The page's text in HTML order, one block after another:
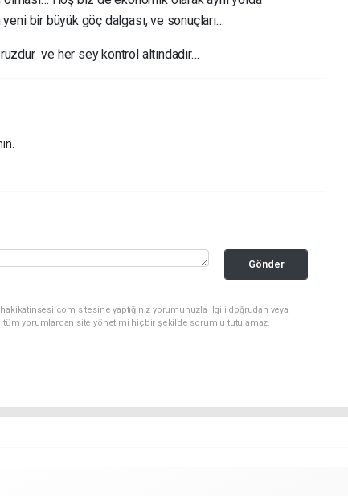
bir büyük göç dalgası, ve sonuçları…
ve her sey kontrol altındadır…
Gönder
sitesine yaptığınız yorumunuzla ilgili doğrudan veya
tüm yorumlardan site yönetimi hiçbir şekilde sorumlu tutulamaz.